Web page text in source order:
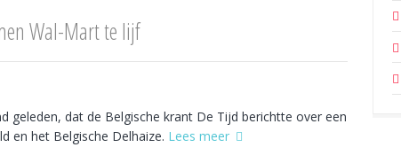
Wal-Mart te lijf
geleden, dat de Belgische krant De Tijd berichtte over een
en het Belgische Delhaize. Lees meer